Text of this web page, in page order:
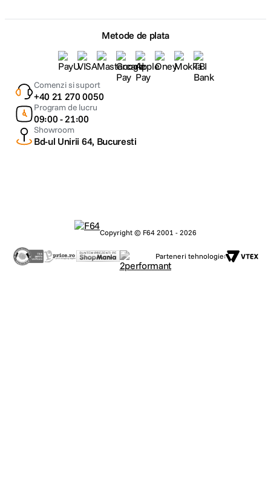
Metode de plata
Comenzi si suport
+40 21 270 0050
Program de lucru
09:00 - 21:00
Showroom
Bd-ul Unirii 64, Bucuresti
Copyright © F64 2001 - 2026
Parteneri tehnologie: